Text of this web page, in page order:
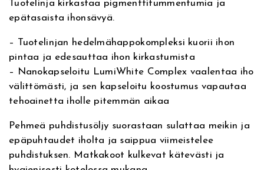
i
n
t
a
o
l
n
:
3
1
,
e
M
b
l
e
C
a
n
Tuotelinja kirkastaa pigmenttitummentumia ja
epätasaista ihonsävyä.
– Tuotelinjan hedelmähappokompleksi kuorii ihon
pintaa ja edesauttaa ihon kirkastumista
– Nanokapseloitu LumiWhite Complex vaalentaa iho
välittömästi, ja sen kapseloitu koostumus vapautaa
tehoainetta iholle pitemmän aikaa
Pehmeä puhdistusöljy suorastaan sulattaa meikin ja
epäpuhtaudet iholta ja saippua viimeistelee
puhdistuksen. Matkakoot kulkevat kätevästi ja